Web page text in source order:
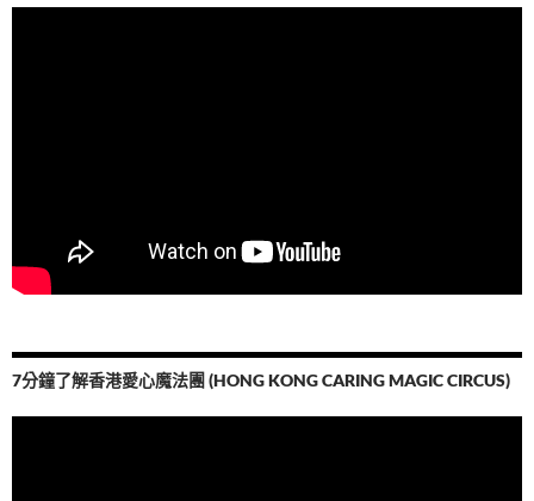
7分鐘了解香港愛心魔法團 (HONG KONG CARING MAGIC CIRCUS)